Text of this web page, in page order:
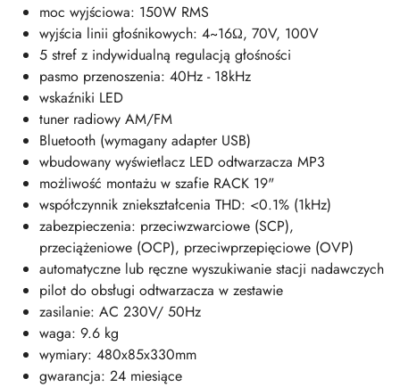
moc wyjściowa: 150W RMS
wyjścia linii głośnikowych: 4~16Ω, 70V, 100V
5 stref z indywidualną regulacją głośności
pasmo przenoszenia: 40Hz - 18kHz
wskaźniki LED
tuner radiowy AM/FM
Bluetooth (wymagany adapter USB)
wbudowany wyświetlacz LED odtwarzacza MP3
możliwość montażu w szafie RACK 19"
współczynnik zniekształcenia THD: <0.1% (1kHz)
zabezpieczenia: przeciwzwarciowe (SCP),
przeciążeniowe (OCP), przeciwprzepięciowe (OVP)
automatyczne lub ręczne wyszukiwanie stacji nadawczych
pilot do obsługi odtwarzacza w zestawie
zasilanie: AC 230V/ 50Hz
waga: 9.6 kg
wymiary: 480x85x330mm
gwarancja: 24 miesiące